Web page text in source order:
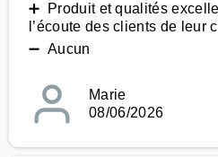
➕ Produit et qualités
l’écoute des clients de leur
➖ Aucun
Marie
08/06/2026